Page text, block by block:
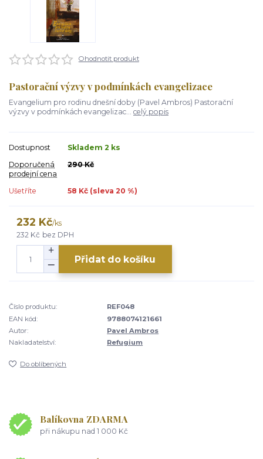
Ohodnotit produkt
Pastorační výzvy v podmínkách evangelizace
Evangelium pro rodinu dnešní doby (Pavel Ambros) Pastorační
výzvy v podmínkách evangelizac... celý popis
Dostupnost
Skladem 2 ks
Doporučená
prodejní cena
290 Kč
Ušetříte 58 Kč (sleva 20 %)
232 Kč/ks
232 Kč bez DPH
Přidat do košíku
Číslo produktu:
REF048
EAN kód:
9788074121661
Autor:
Pavel Ambros
Nakladatelství:
Refugium
Do oblíbených
Balíkovna ZDARMA
při nákupu nad 1 000 Kč